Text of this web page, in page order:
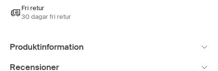
Fri retur
30 dagar fri retur
Produktinformation
Recensioner